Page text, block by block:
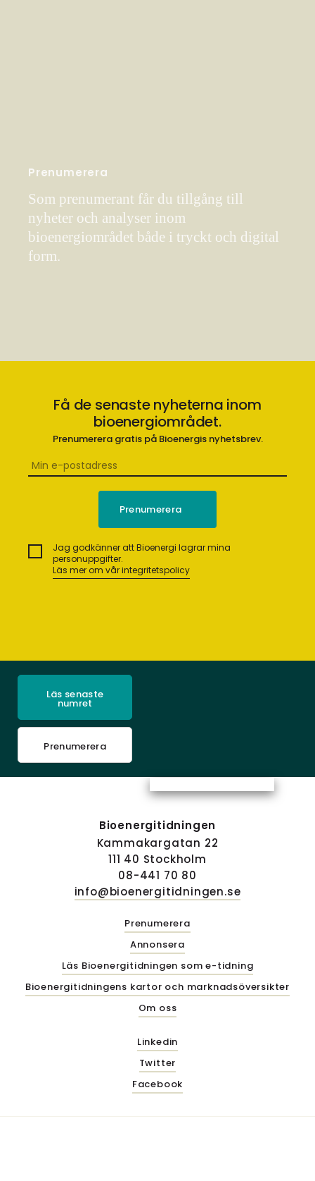
Prenumerera
Som prenumerant får du tillgång till
nyheter och analyser inom
bioenergiområdet både i tryckt och digital
form.
Få de senaste nyheterna inom
bioenergiområdet.
Prenumerera gratis på Bioenergis nyhetsbrev.
Jag godkänner att Bioenergi lagrar mina
personuppgifter.
Läs mer om vår integritetspolicy
Läs senaste
numret
Prenumerera
Bioenergitidningen
Kammakargatan 22
111 40 Stockholm
08-441 70 80
info@bioenergitidningen.se
Prenumerera
Annonsera
Läs Bioenergitidningen som e-tidning
Bioenergitidningens kartor och marknadsöversikter
Om oss
Linkedin
Twitter
Facebook